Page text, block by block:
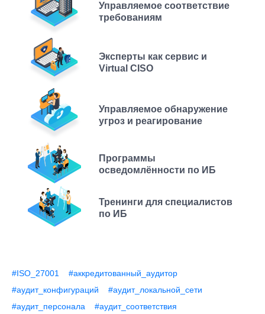
Управляемое соответствие
требованиям
Эксперты как сервис и
Virtual CISO
Управляемое обнаружение
угроз и реагирование
Программы
осведомлённости по ИБ
Тренинги для специалистов
по ИБ
#ISO_27001
#аккредитованный_аудитор
#аудит_конфигураций
#аудит_локальной_сети
#аудит_персонала
#аудит_соответствия